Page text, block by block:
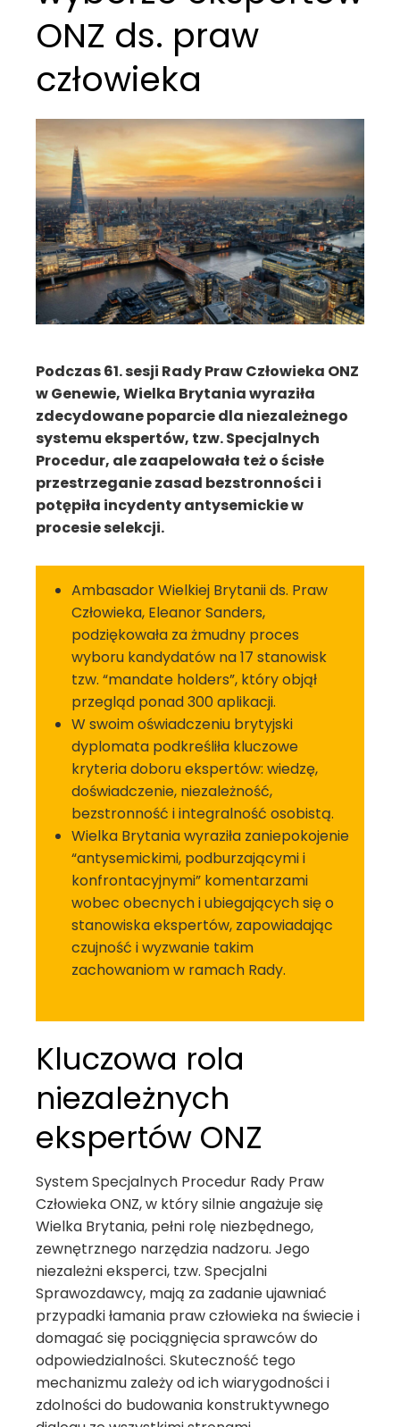
ONZ ds. praw
człowieka
Podczas 61. sesji Rady Praw Człowieka ONZ
w Genewie, Wielka Brytania wyraziła
zdecydowane poparcie dla niezależnego
systemu ekspertów, tzw. Specjalnych
Procedur, ale zaapelowała też o ścisłe
przestrzeganie zasad bezstronności i
potępiła incydenty antysemickie w
procesie selekcji.
Ambasador Wielkiej Brytanii ds. Praw
Człowieka, Eleanor Sanders,
podziękowała za żmudny proces
wyboru kandydatów na 17 stanowisk
tzw. “mandate holders”, który objął
przegląd ponad 300 aplikacji.
W swoim oświadczeniu brytyjski
dyplomata podkreśliła kluczowe
kryteria doboru ekspertów: wiedzę,
doświadczenie, niezależność,
bezstronność i integralność osobistą.
Wielka Brytania wyraziła zaniepokojenie
“antysemickimi, podburzającymi i
konfrontacyjnymi” komentarzami
wobec obecnych i ubiegających się o
stanowiska ekspertów, zapowiadając
czujność i wyzwanie takim
zachowaniom w ramach Rady.
Kluczowa rola
niezależnych
ekspertów ONZ
System Specjalnych Procedur Rady Praw
Człowieka ONZ, w który silnie angażuje się
Wielka Brytania, pełni rolę niezbędnego,
zewnętrznego narzędzia nadzoru. Jego
niezależni eksperci, tzw. Specjalni
Sprawozdawcy, mają za zadanie ujawniać
przypadki łamania praw człowieka na świecie i
domagać się pociągnięcia sprawców do
odpowiedzialności. Skuteczność tego
mechanizmu zależy od ich wiarygodności i
zdolności do budowania konstruktywnego